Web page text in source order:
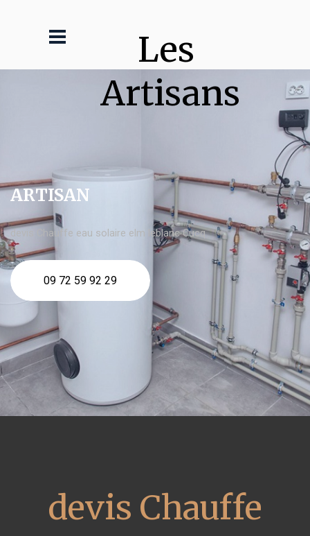
Les
Artisans
ARTISAN
devis Chauffe eau solaire elm leblanc Cucq
09 72 59 92 29
devis Chauffe